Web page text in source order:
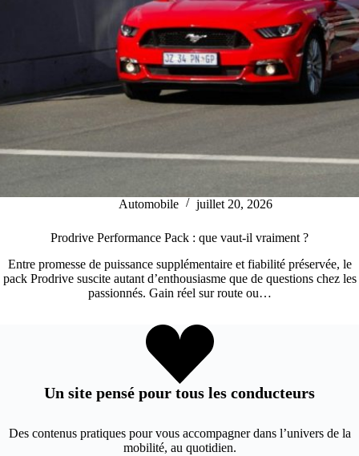
Automobile juillet 20, 2026
Prodrive Performance Pack : que vaut-il vraiment ?
Entre promesse de puissance supplémentaire et fiabilité préservée, le
pack Prodrive suscite autant d’enthousiasme que de questions chez les
passionnés. Gain réel sur route ou…
Un site pensé pour tous les conducteurs
Des contenus pratiques pour vous accompagner dans l’univers de la
mobilité, au quotidien.